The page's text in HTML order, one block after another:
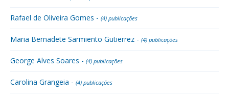
Rafael de Oliveira Gomes - (4) publicações
Maria Bernadete Sarmiento Gutierrez - (4) publicações
George Alves Soares - (4) publicações
Carolina Grangeia - (4) publicações